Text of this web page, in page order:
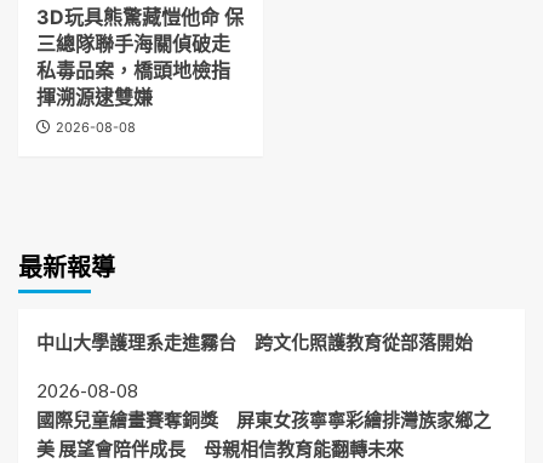
3D玩具熊驚藏愷他命 保
三總隊聯手海關偵破走
私毒品案，橋頭地檢指
揮溯源逮雙嫌
2026-08-08
最新報導
中山大學護理系走進霧台 跨文化照護教育從部落開始
2026-08-08
國際兒童繪畫賽奪銅獎 屏東女孩寧寧彩繪排灣族家鄉之
美 展望會陪伴成長 母親相信教育能翻轉未來